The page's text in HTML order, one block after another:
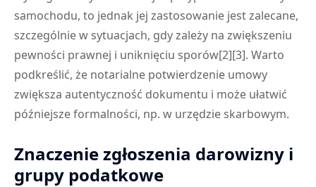
samochodu, to jednak jej zastosowanie jest zalecane,
szczególnie w sytuacjach, gdy zależy na zwiększeniu
pewności prawnej i uniknięciu sporów[2][3]. Warto
podkreślić, że notarialne potwierdzenie umowy
zwiększa autentyczność dokumentu i może ułatwić
późniejsze formalności, np. w urzędzie skarbowym.
Znaczenie zgłoszenia darowizny i
grupy podatkowe